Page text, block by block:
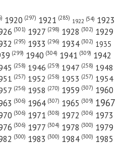
— «Красный Север»
— «Красный Север»
1920 (297) 1921 (285) 1922 (54) 1923
(301) 1927 (298) 1928 (302) 1929
(295) 1933 (296) 1934 (302) 1935
(299) 1940 (304) 1941 (309) 1942
(258) 1946 (259) 1947 (258) 1948
(257) 1952 (258) 1953 (257) 1954
(256) 1958 (270) 1959 (307) 1960
(306) 1964 (307) 1965 (309) 1967
(306) 1971 (308) 1972 (306) 1973
(306) 1977 (304) 1978 (300) 1979
(300) 1983 (300) 1984 (300) 1985